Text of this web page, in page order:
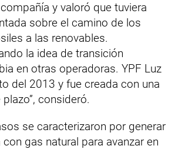
y valoró que tuviera
sobre el camino de los
a las renovables.
la idea de transición
en otras operadoras. YPF Luz
del 2013 y fue creada con una
consideró.
se caracterizaron por generar
gas natural para avanzar en